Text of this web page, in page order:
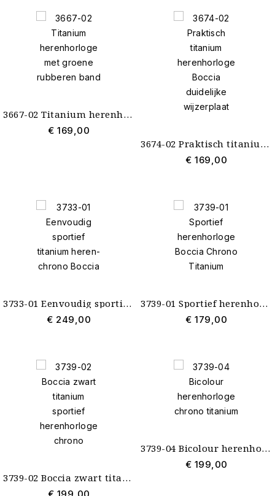
3667-02 Titanium herenhorloge met groene rubberen band
€ 169,00
3674-02 Praktisch titanium herenhorloge Boccia duidelijke wijzerplaat
€ 169,00
3733-01 Eenvoudig sportief titanium heren-chrono Boccia
€ 249,00
3739-01 Sportief herenhorloge Boccia Chrono Titanium
€ 179,00
3739-02 Boccia zwart titanium sportief herenhorloge chrono
3739-04 Bicolour herenhorloge chrono titanium
€ 199,00